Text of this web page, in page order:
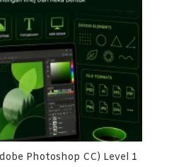
Photoshop CC) Level 1